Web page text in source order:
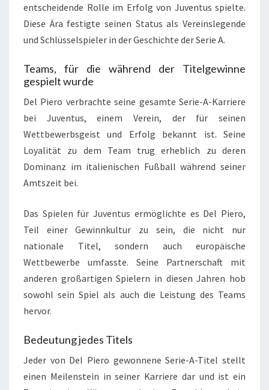
entscheidende Rolle im Erfolg von Juventus spielte.
Diese Ära festigte seinen Status als Vereinslegende
und Schlüsselspieler in der Geschichte der Serie A.
Teams, für die während der Titelgewinne
gespielt wurde
Del Piero verbrachte seine gesamte Serie-A-Karriere
bei Juventus, einem Verein, der für seinen
Wettbewerbsgeist und Erfolg bekannt ist. Seine
Loyalität zu dem Team trug erheblich zu deren
Dominanz im italienischen Fußball während seiner
Amtszeit bei.
Das Spielen für Juventus ermöglichte es Del Piero,
Teil einer Gewinnkultur zu sein, die nicht nur
nationale Titel, sondern auch europäische
Wettbewerbe umfasste. Seine Partnerschaft mit
anderen großartigen Spielern in diesen Jahren hob
sowohl sein Spiel als auch die Leistung des Teams
hervor.
Bedeutung jedes Titels
Jeder von Del Piero gewonnene Serie-A-Titel stellt
einen Meilenstein in seiner Karriere dar und ist ein